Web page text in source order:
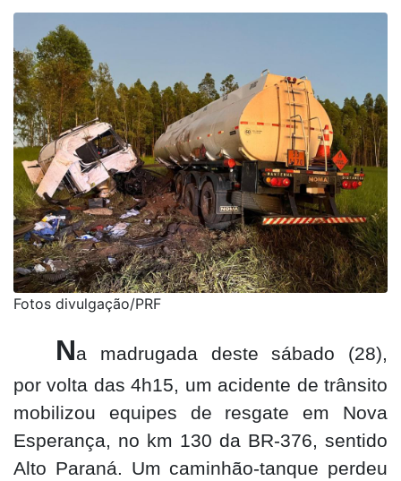
Fotos divulgação/PRF
Na madrugada deste sábado (28),
por volta das 4h15, um acidente de trânsito
mobilizou equipes de resgate em Nova
Esperança, no km 130 da BR-376, sentido
Alto Paraná. Um caminhão-tanque perdeu